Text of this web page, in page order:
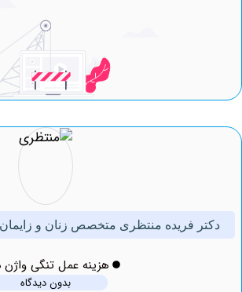
فریده منتظری متخصص زنان و زایمان
هزینه عمل تنگی واژن در شیراز
بدون دیدگاه